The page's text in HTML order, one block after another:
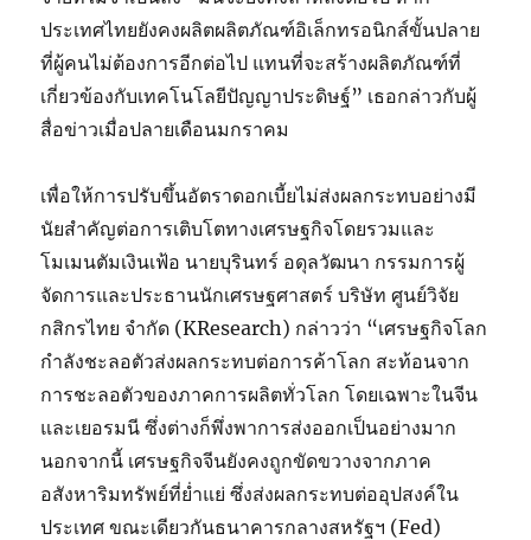
ประเทศไทยยังคงผลิตผลิตภัณฑ์อิเล็กทรอนิกส์ขั้นปลาย
ที่ผู้คนไม่ต้องการอีกต่อไป แทนที่จะสร้างผลิตภัณฑ์ที่
เกี่ยวข้องกับเทคโนโลยีปัญญาประดิษฐ์” เธอกล่าวกับผู้
สื่อข่าวเมื่อปลายเดือนมกราคม
เพื่อให้การปรับขึ้นอัตราดอกเบี้ยไม่ส่งผลกระทบอย่างมี
นัยสำคัญต่อการเติบโตทางเศรษฐกิจโดยรวมและ
โมเมนตัมเงินเฟ้อ นายบุรินทร์ อดุลวัฒนา กรรมการผู้
จัดการและประธานนักเศรษฐศาสตร์ บริษัท ศูนย์วิจัย
กสิกรไทย จำกัด (KResearch) กล่าวว่า “เศรษฐกิจโลก
กำลังชะลอตัวส่งผลกระทบต่อการค้าโลก สะท้อนจาก
การชะลอตัวของภาคการผลิตทั่วโลก โดยเฉพาะในจีน
และเยอรมนี ซึ่งต่างก็พึ่งพาการส่งออกเป็นอย่างมาก
นอกจากนี้ เศรษฐกิจจีนยังคงถูกขัดขวางจากภาค
อสังหาริมทรัพย์ที่ย่ำแย่ ซึ่งส่งผลกระทบต่ออุปสงค์ใน
ประเทศ ขณะเดียวกันธนาคารกลางสหรัฐฯ (Fed)